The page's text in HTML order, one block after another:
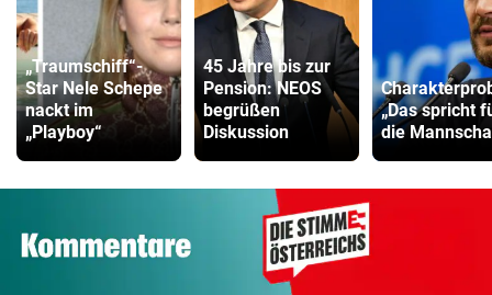
„Traumschiff“-
Star Nele Schepe
nackt im
„Playboy“
45 Jahre bis zur
Pension: NEOS
begrüßen
Diskussion
„Das spricht
die